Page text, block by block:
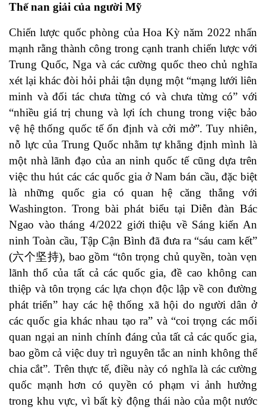
Thế nan giải của người Mỹ
Chiến lược quốc phòng của Hoa Kỳnăm 2022 nhấn
mạnh rằng thành công trong cạnh tranh chiến lược với
Trung Quốc, Nga và các cường quốc theo chủ nghĩa
xét lại khác đòi hỏi phải tận dụng một “mạng lưới liên
minh và đối tác chưa từng có và chưa từng có” với
“nhiều giá trị chung và lợi ích chung trong việc bảo
vệ hệ thống quốc tế ổn định và cởi mở”. Tuy nhiên,
nỗ lực của Trung Quốc nhằm tự khẳng định mình là
một nhà lãnh đạo của an ninh quốc tế cũng dựa trên
việc thu hút các các quốc gia ở Nam bán cầu, đặc biệt
là những quốc gia có quan hệ căng thẳng với
Washington. Trong bài phát biểu tại Diễn đàn Bác
Ngao vào tháng 4/2022 giới thiệu về Sáng kiến An
ninh Toàn cầu, Tập Cận Bình đã đưa ra “sáu cam kết”
(六个坚持), bao gồm “tôn trọng chủ quyền, toàn vẹn
lãnh thổ của tất cả các quốc gia, đề cao không can
thiệp và tôn trọng các lựa chọn độc lập về con đường
phát triển” hay các hệ thống xã hội do người dân ở
các quốc gia khác nhau tạo ra” và “coi trọng các mối
quan ngại an ninh chính đáng của tất cả các quốc gia,
bao gồm cả việc duy trì nguyên tắc an ninh không thể
chia cắt”. Trên thực tế, điều này có nghĩa là các cường
quốc mạnh hơn có quyền có phạm vi ảnh hưởng
trong khu vực, vì bất kỳ động thái nào của một nước